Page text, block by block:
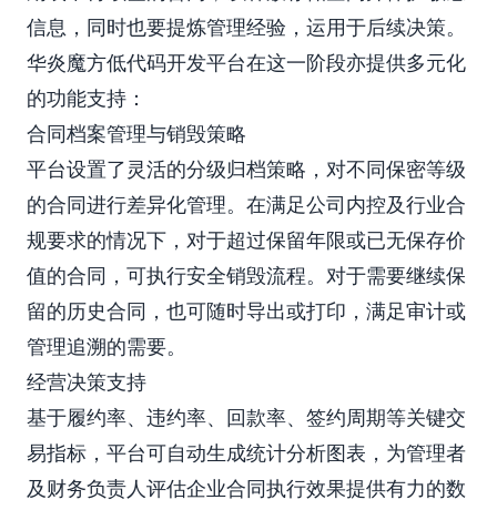
信息，同时也要提炼管理经验，运用于后续决策。
华炎魔方低代码开发平台在这一阶段亦提供多元化
的功能支持：
合同档案管理与销毁策略
平台设置了灵活的分级归档策略，对不同保密等级
的合同进行差异化管理。在满足公司内控及行业合
规要求的情况下，对于超过保留年限或已无保存价
值的合同，可执行安全销毁流程。对于需要继续保
留的历史合同，也可随时导出或打印，满足审计或
管理追溯的需要。
经营决策支持
基于履约率、违约率、回款率、签约周期等关键交
易指标，平台可自动生成统计分析图表，为管理者
及财务负责人评估企业合同执行效果提供有力的数